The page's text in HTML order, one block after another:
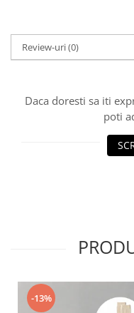
Review-uri(0)
Daca doresti sa iti
poti
-13%